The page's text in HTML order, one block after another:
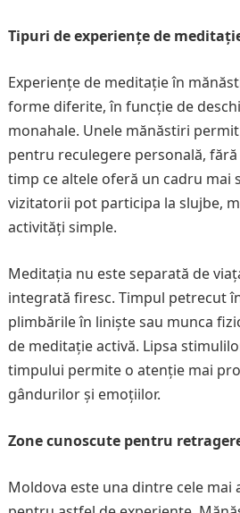
Tipuri de experiențe de
Experiențe de meditație în
forme diferite, în funcție de
monahale. Unele mănăstiri
pentru reculegere personală,
timp ce altele oferă un cadru mai
vizitatorii pot participa la slujbe,
activități simple.
Meditația nu este separată de
integrată firesc. Timpul petrecut
plimbările în liniște sau munca
de meditație activă. Lipsa
timpului permite o atenție mai
gândurilor și emoțiilor.
Zone cunoscute pentru
Moldova este una dintre cele mai